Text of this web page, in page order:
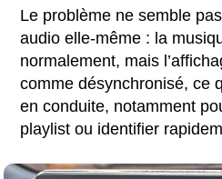
Le problème ne semble
audio elle-même : la
normalement, mais
comme désynchronisé, ce
en conduite, notamment
playlist ou identifier